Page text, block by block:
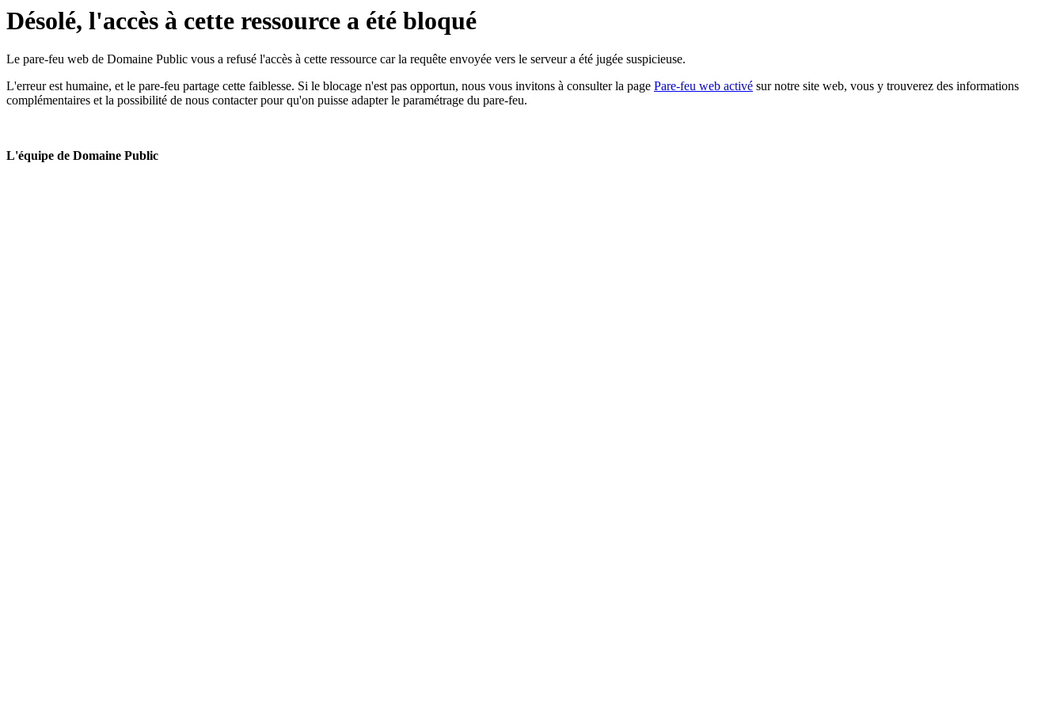
Désolé, l'accès à cette ressource a été bloqué
Le pare-feu web de Domaine Public vous a refusé l'accès à cette ressource car la requête envoyée vers le serveur a été jugée suspicieuse.
L'erreur est humaine, et le pare-feu partage cette faiblesse. Si le blocage n'est pas opportun, nous vous invitons à consulter la page Pare-feu web activé sur notre site web, vous y trouverez des informations
complémentaires et la possibilité de nous contacter pour qu'on puisse adapter le paramétrage du pare-feu.
L'équipe de Domaine Public